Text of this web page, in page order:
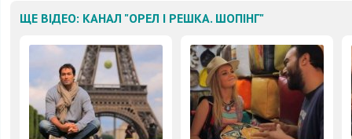
ЩЕ ВІДЕО: КАНАЛ "ОРЕЛ І РЕШКА. ШОПІНГ"